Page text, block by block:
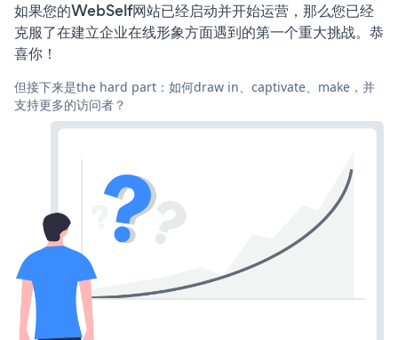
如果您的WebSelf网站已经启动并开始运营，那么您已经
克服了在建立企业在线形象方面遇到的第一个重大挑战。恭
喜你！
但接下来是the hard part：如何draw in、captivate、make，并
支持更多的访问者？